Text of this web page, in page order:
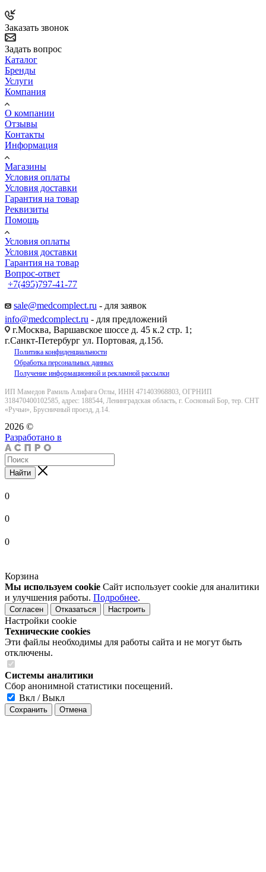
Заказать звонок
Задать вопрос
Каталог
Бренды
Услуги
Компания
О компании
Отзывы
Контакты
Информация
Магазины
Условия оплаты
Условия доставки
Гарантия на товар
Реквизиты
Помощь
Условия оплаты
Условия доставки
Гарантия на товар
Вопрос-ответ
+7(495)797-41-77
sale@medcomplect.ru - для заявок
info@medcomplect.ru - для предложений
г.Москва, Варшавское шоссе д. 45 к.2 стр. 1;
г.Санкт-Петербург ул. Портовая, д.15б.
Политика конфиденциальности
Обработка персональных данных
Получение информационной и рекламной рассылки
ИП Мамедов Рамиль Алифага Оглы, ИНН 471403968803, ОГРНИП
318470400102585, адрес: 188544, Ленинградская область, г. Сосновый Бор, тер. СНТ
«Ручьи», Брусничный проезд, д.14.
2026 ©
Разработано в
Найти
0
0
0
Корзина
Мы используем cookie Сайт использует cookie для аналитики
и улучшения работы. Подробнее.
Согласен Отказаться Настроить
Настройки cookie
Технические cookies
Эти файлы необходимы для работы сайта и не могут быть
отключены.
Системы аналитики
Сбор анонимной статистики посещений.
Вкл / Выкл
Сохранить Отмена